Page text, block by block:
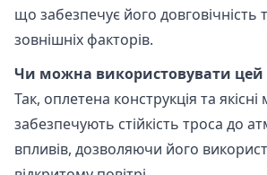
що забезпечує його довговічність
зовнішніх факторів.
Чи можна використовувати цей
Так, оплетена конструкція та якісні
забезпечують стійкість троса до
впливів, дозволяючи його